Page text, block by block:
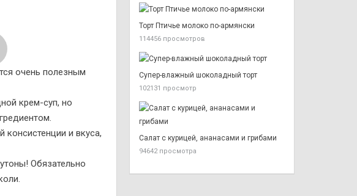
очень полезным
крем-суп, но
и вкуса,
Обязательно
Торт Птичье молоко по-армянски
114456 просмотров
Супер-влажный шоколадный торт
102131 просмотр
Салат с курицей, ананасами и грибами
94642 просмотра